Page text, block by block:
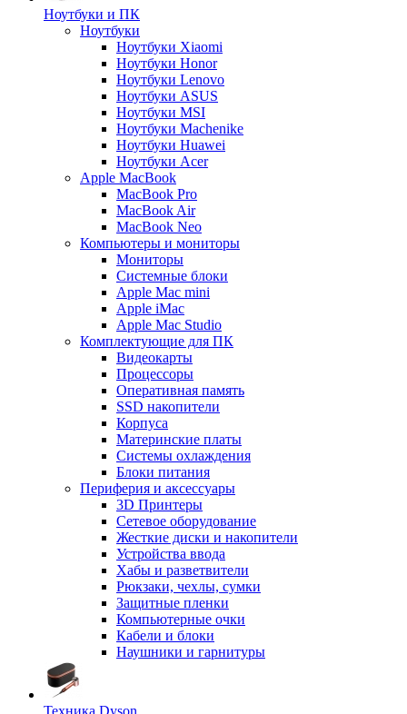
Ноутбуки и ПК
Ноутбуки
Ноутбуки Xiaomi
Ноутбуки Honor
Ноутбуки Lenovo
Ноутбуки ASUS
Ноутбуки MSI
Ноутбуки Machenike
Ноутбуки Huawei
Ноутбуки Acer
Apple MacBook
MacBook Pro
MacBook Air
MacBook Neo
Компьютеры и мониторы
Мониторы
Системные блоки
Apple Mac mini
Apple iMac
Apple Mac Studio
Комплектующие для ПК
Видеокарты
Процессоры
Оперативная память
SSD накопители
Корпуса
Материнские платы
Системы охлаждения
Блоки питания
Периферия и аксессуары
3D Принтеры
Сетевое оборудование
Жесткие диски и накопители
Устройства ввода
Хабы и разветвители
Рюкзаки, чехлы, сумки
Защитные пленки
Компьютерные очки
Кабели и блоки
Наушники и гарнитуры
Техника Dyson